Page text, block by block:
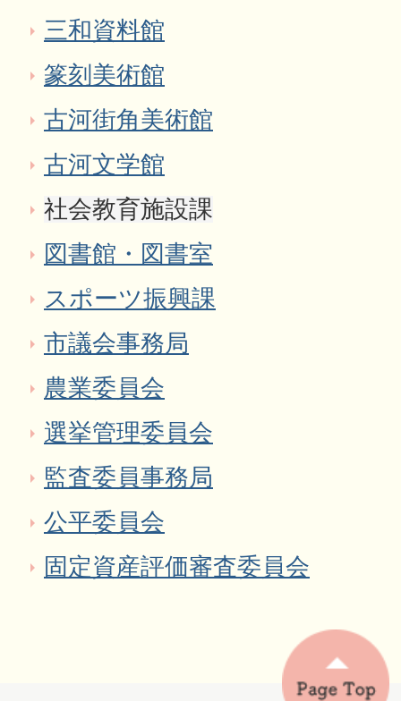
三和資料館
篆刻美術館
古河街角美術館
古河文学館
社会教育施設課
図書館・図書室
スポーツ振興課
市議会事務局
農業委員会
選挙管理委員会
監査委員事務局
公平委員会
固定資産評価審査委員会